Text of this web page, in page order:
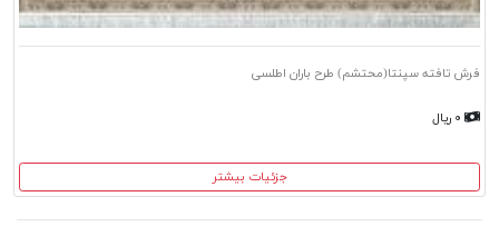
فرش تافته سپنتا(محتشم) طرح باران اطلسی
جزئیات بیشتر